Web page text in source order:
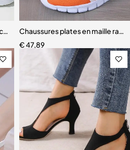
pour femmes
Chaussures plates en maille
€47,89